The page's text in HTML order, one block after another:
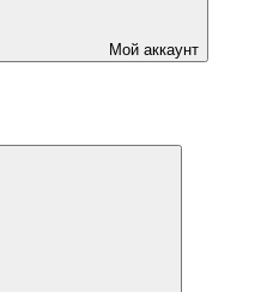
Мой аккаунт